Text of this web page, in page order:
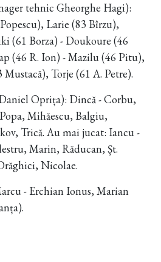
tehnic Gheorghe Hagi):
Larie (83 Bîrzu),
(61 Borza) - Doukoure (46
(46 R. Ion) - Mazilu (46 Pitu),
Torje (61 A. Petre).
Oprița): Dincă - Corbu,
Mihăescu, Balgiu,
Trică. Au mai jucat: Iancu -
Marin, Răducan, Șt.
Nicolae.
- Erchian Ionus, Marian